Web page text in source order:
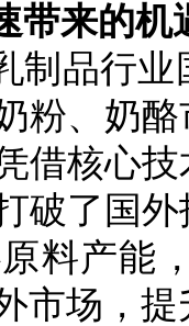
带来的机
制品行
粉、奶
借核心
破了国
料产能
市场，